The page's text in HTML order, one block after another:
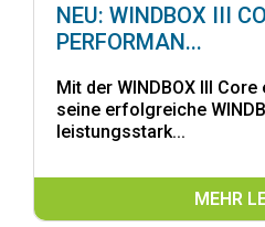
NEU: WINDBOX III
PERFORMAN...
Mit der WINDBOX III
seine erfolgreiche
leistungsstark...
MEHR